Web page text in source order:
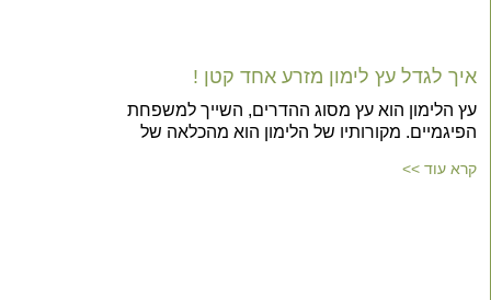
איך לגדל עץ לימון מזרע אחד קטן !
עץ הלימון הוא עץ מסוג ההדרים, השייך למשפחת
הפיגמיים. מקורותיו של הלימון הוא מהכלאה של
קרא עוד >>